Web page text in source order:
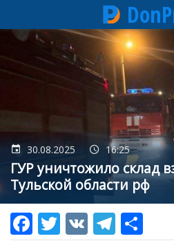
Перейти
к
основному
30.08.2025 16:25
ГУР уничтожило склад
Тульской области рф